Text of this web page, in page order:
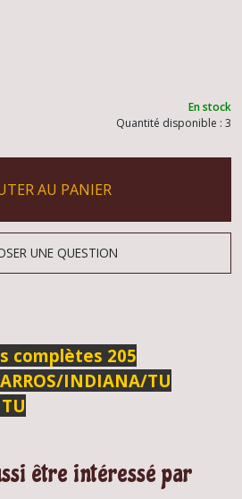
En stock
Quantité disponible : 3
AU PANIER
UNE QUESTION
complètes 205
INDIANA/TU
être intéressé par